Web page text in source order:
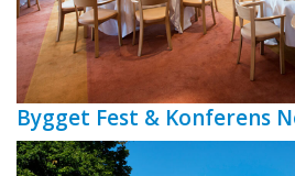
Bygget Fest & Konferens